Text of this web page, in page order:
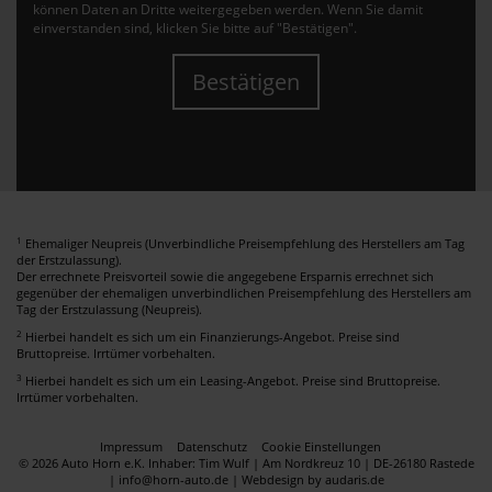
können Daten an Dritte weitergegeben werden. Wenn Sie damit
einverstanden sind, klicken Sie bitte auf "Bestätigen".
Bestätigen
1 Ehemaliger Neupreis (Unverbindliche Preisempfehlung des Herstellers am Tag
der Erstzulassung).
Der errechnete Preisvorteil sowie die angegebene Ersparnis errechnet sich
gegenüber der ehemaligen unverbindlichen Preisempfehlung des Herstellers am
Tag der Erstzulassung (Neupreis).
2 Hierbei handelt es sich um ein Finanzierungs-Angebot. Preise sind
Bruttopreise. Irrtümer vorbehalten.
3 Hierbei handelt es sich um ein Leasing-Angebot. Preise sind Bruttopreise.
Irrtümer vorbehalten.
Impressum Datenschutz
Cookie Einstellungen
© 2026 Auto Horn e.K. Inhaber: Tim Wulf | Am Nordkreuz 10 | DE-26180 Rastede
| info@horn-auto.de | Webdesign by audaris.de